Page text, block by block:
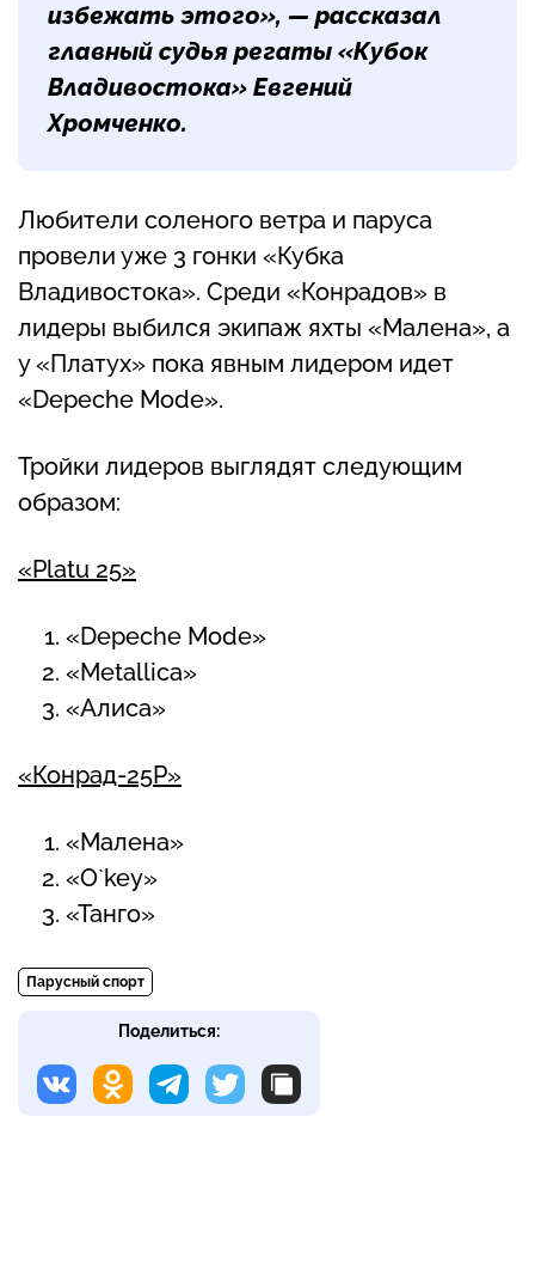
избежать этого», — рассказал
главный судья регаты «Кубок
Владивостока» Евгений
Хромченко.
Любители соленого ветра и паруса
провели уже 3 гонки «Кубка
Владивостока». Среди «Конрадов» в
лидеры выбился экипаж яхты «Малена», а
у «Платух» пока явным лидером идет
«Depeche Mode».
Тройки лидеров выглядят следующим
образом:
«Platu 25»
«Depeche Mode»
«Metallica»
«Алиса»
«Конрад-25Р»
«Малена»
«O`key»
«Танго»
Парусный спорт
Поделиться: